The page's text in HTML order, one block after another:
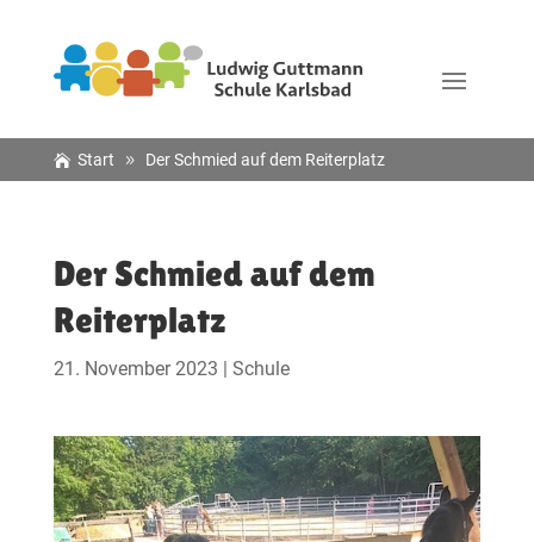
Start Der Schmied auf dem Reiterplatz
Der Schmied auf dem
Reiterplatz
21. November 2023 Schule